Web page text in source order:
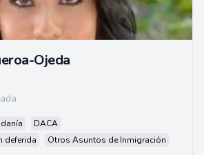
Ojeda
DACA
deferida
Otros Asuntos de Inmigración